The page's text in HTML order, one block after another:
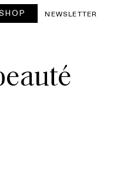
NEWSLETTER